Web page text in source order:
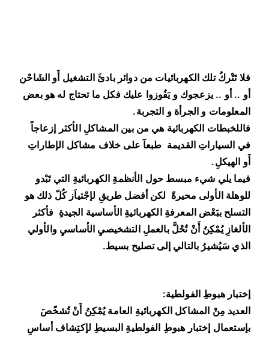
فلا تَتْركُ تلك الكهربائيات من دوائر بادئَ التشغيل أَو الشَاحْن
أو .. أو .. يزعجوك و يَفُوزوا عليك فكل ما تحتاج له هو بعض
المعلومات و الجرأة و التجربة.
فاللخبطات الكهربائية هي من بين المشاكلِ الأكثر إزعاجاً
في السياراتِ القديمة طبعآ على خلاف مشاكل الإطاراتِ
أَو الهيكلِ.
فيما يلي شيء مبسط حول الأنظمةِ الكهربائيةِ التي تَبْدو
للوهلة الأولى محيرةً لكن أفضل طريقِ لإجْتياَز كُلّ ذلك هو
التسلح ببَعْض المعرفةِ الكهربائيةِ الأساسية الجيدةِ فأكثر
الألغازِ يُمْكِنُ أَنْ تُحْلَّ بالعملِ التشخيصيِ الأساسيِ والأولي
الذي سَيُشيرُ بالتالي إلى تصليح بسيط.
إختبار هبوطِ الفولطية:
العديد مِنْ المشاكل الكهربائيةِ العامة يُمْكِنُ أَنْ تُشخّصَ
بإستعمال إختبار هبوطِ الفولطيةِ البسيطِ لإكتِشاف أساسِ